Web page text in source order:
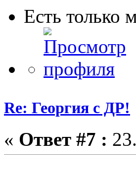
Есть
Re: Георгия с ДР!
« Ответ #7 :